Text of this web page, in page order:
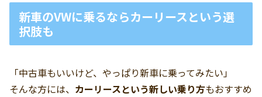
新車のVWに乗るならカーリースという選
択肢も
「中古車もいいけど、やっぱり新車に乗ってみたい」
そんな方には、 カーリースという新しい乗り方もおすすめ